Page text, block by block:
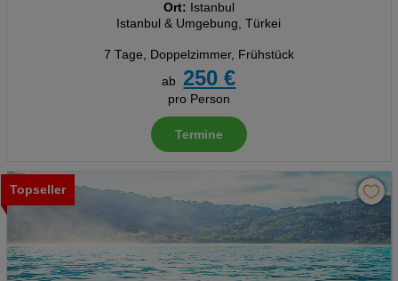
Ort: Istanbul
Istanbul & Umgebung, Türkei
7 Tage, Doppelzimmer, Frühstück
ab
250 €
pro Person
Termine
Topseller